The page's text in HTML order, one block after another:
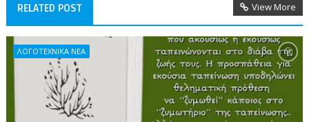
RELATED POST View More
ΛΟΓΟΤΕΧΝΙΚΑ ΝΕΑ